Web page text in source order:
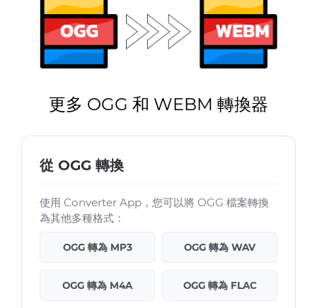
更多 OGG 和 WEBM 轉換器
從 OGG 轉換
使用 Converter App，您可以將 OGG 檔案轉換
為其他多種格式：
OGG 轉為 MP3 OGG 轉為 WAV
OGG 轉為 M4A OGG 轉為 FLAC